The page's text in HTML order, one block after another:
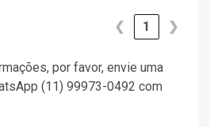
❮ 1 ❯
por favor, envie uma
(11) 99973-0492 com